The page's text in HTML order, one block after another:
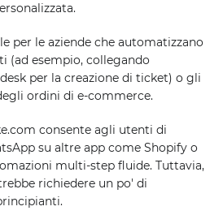
per le aziende che automatizzano
(ad esempio, collegando
per la creazione di ticket) o gli
ordini di e-commerce.
consente agli utenti di
su altre app come Shopify o
multi-step fluide. Tuttavia,
richiedere un po' di